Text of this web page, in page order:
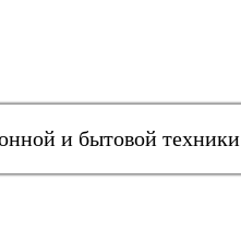
и бытовой техники